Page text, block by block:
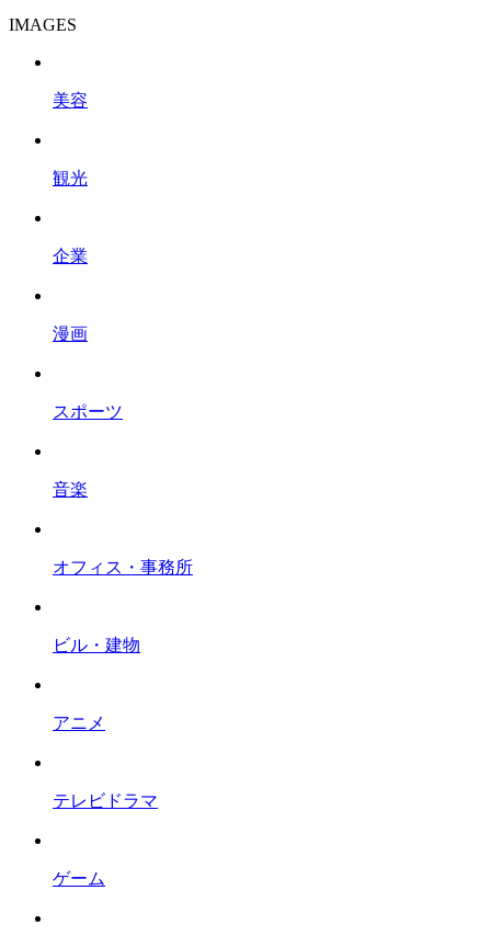
IMAGES
美容
観光
企業
漫画
スポーツ
音楽
オフィス・事務所
ビル・建物
アニメ
テレビドラマ
ゲーム